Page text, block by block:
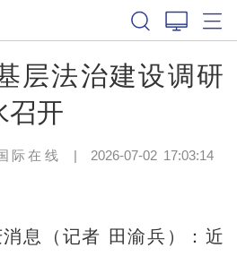
层法治建设调研
召开
际在线 | 2026-07-02 17:03:14
（记者 田渝兵）：近